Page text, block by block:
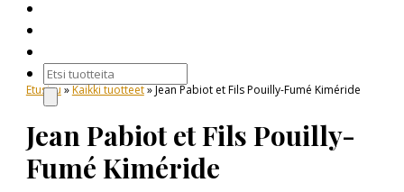
Products
search
Etusivu»Kaikki tuotteet» Jean Pabiot et Fils Pouilly-Fumé Kiméride
Jean Pabiot et Fils Pouilly-
Fumé Kiméride